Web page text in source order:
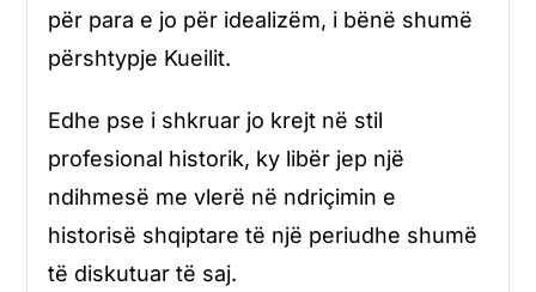
për para e jo për idealizëm, i bënë shumë
përshtypje Kueilit.
Edhe pse i shkruar jo krejt në stil
profesional historik, ky libër jep një
ndihmesë me vlerë në ndriçimin e
historisë shqiptare të një periudhe shumë
të diskutuar të saj.